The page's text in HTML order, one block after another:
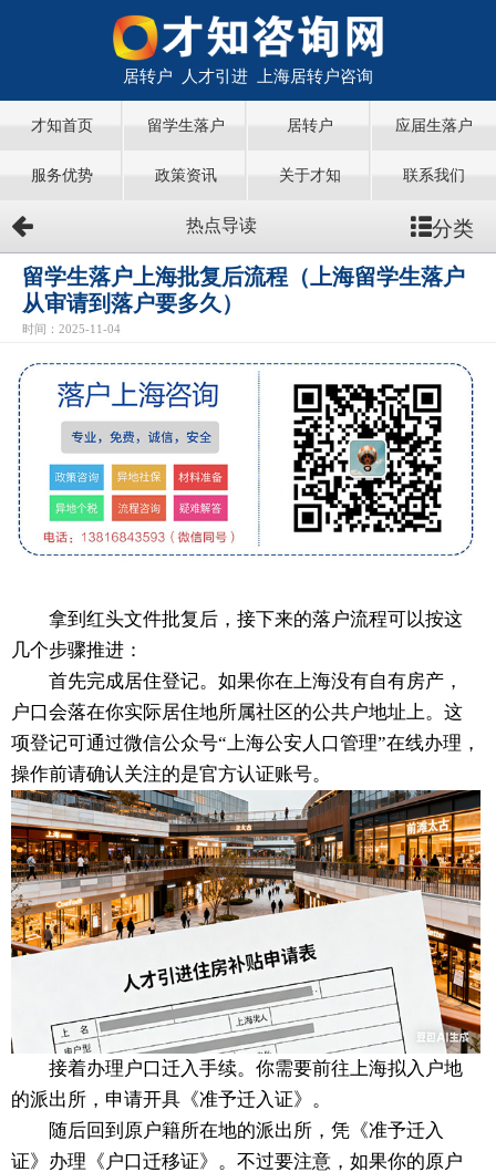
居转户 人才引进 上海居转户咨询
才知首页 留学生落户 居转户 应届生落户
服务优势 政策资讯 关于才知 联系我们
热点导读 分类
留学生落户上海批复后流程（上海留学生落户
从审请到落户要多久）
时间：2025-11-04
拿到红头文件批复后，接下来的落户流程可以按这
几个步骤推进：
首先完成居住登记。如果你在上海没有自有房产，
户口会落在你实际居住地所属社区的公共户地址上。这
项登记可通过微信公众号“上海公安人口管理”在线办理，
操作前请确认关注的是官方认证账号。
接着办理户口迁入手续。你需要前往上海拟入户地
的派出所，申请开具《准予迁入证》。
随后回到原户籍所在地的派出所，凭《准予迁入
证》办理《户口迁移证》。不过要注意，如果你的原户